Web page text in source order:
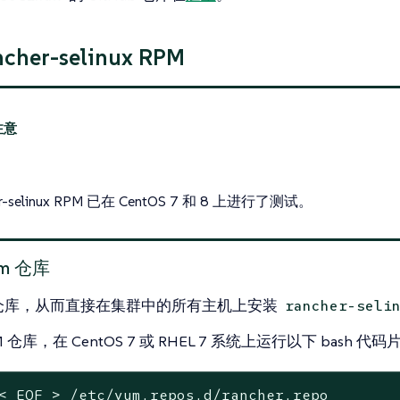
selinux RPM
selinux RPM 已在 CentOS 7 和 8 上进行了测试。
仓库
库，从而直接在集群中的所有主机上安装 rancher-
仓库，在 CentOS 7 或 RHEL 7 系统上运行以下 bash 代码
EOF > /etc/yum.repos.d/rancher.repo